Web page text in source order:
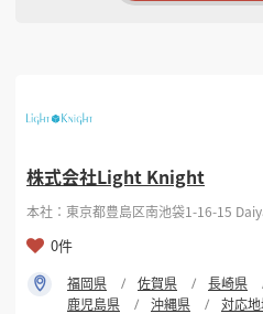
株式会社Light Knight
本社：東京都豊島区南池袋1-16-15
0件
福岡県 佐賀県 長崎県
鹿児島県
沖縄県
対応